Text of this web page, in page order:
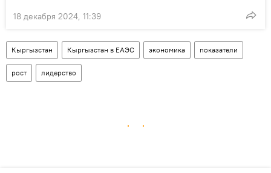
18 декабря 2024, 11:39
Кыргызстан Кыргызстан в ЕАЭС экономика показатели
рост лидерство